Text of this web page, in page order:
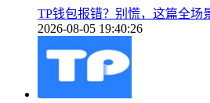
TP钱包报错？别慌，这篇全场
2026-08-05 19:40:26